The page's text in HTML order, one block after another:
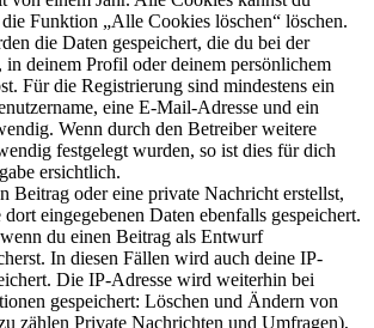
Funktion „Alle Cookies löschen“ löschen.
die Daten gespeichert, die du bei der
in deinem Profil oder deinem persönlichem
Für die Registrierung sind mindestens ein
eine E-Mail-Adresse und ein
Wenn durch den Betreiber weitere
festgelegt wurden, so ist dies für dich
ersichtlich.
Beitrag oder eine private Nachricht erstellst,
eingegebenen Daten ebenfalls gespeichert.
du einen Beitrag als Entwurf
In diesen Fällen wird auch deine IP-
Die IP-Adresse wird weiterhin bei
gespeichert: Löschen und Ändern von
zählen Private Nachrichten und Umfragen),